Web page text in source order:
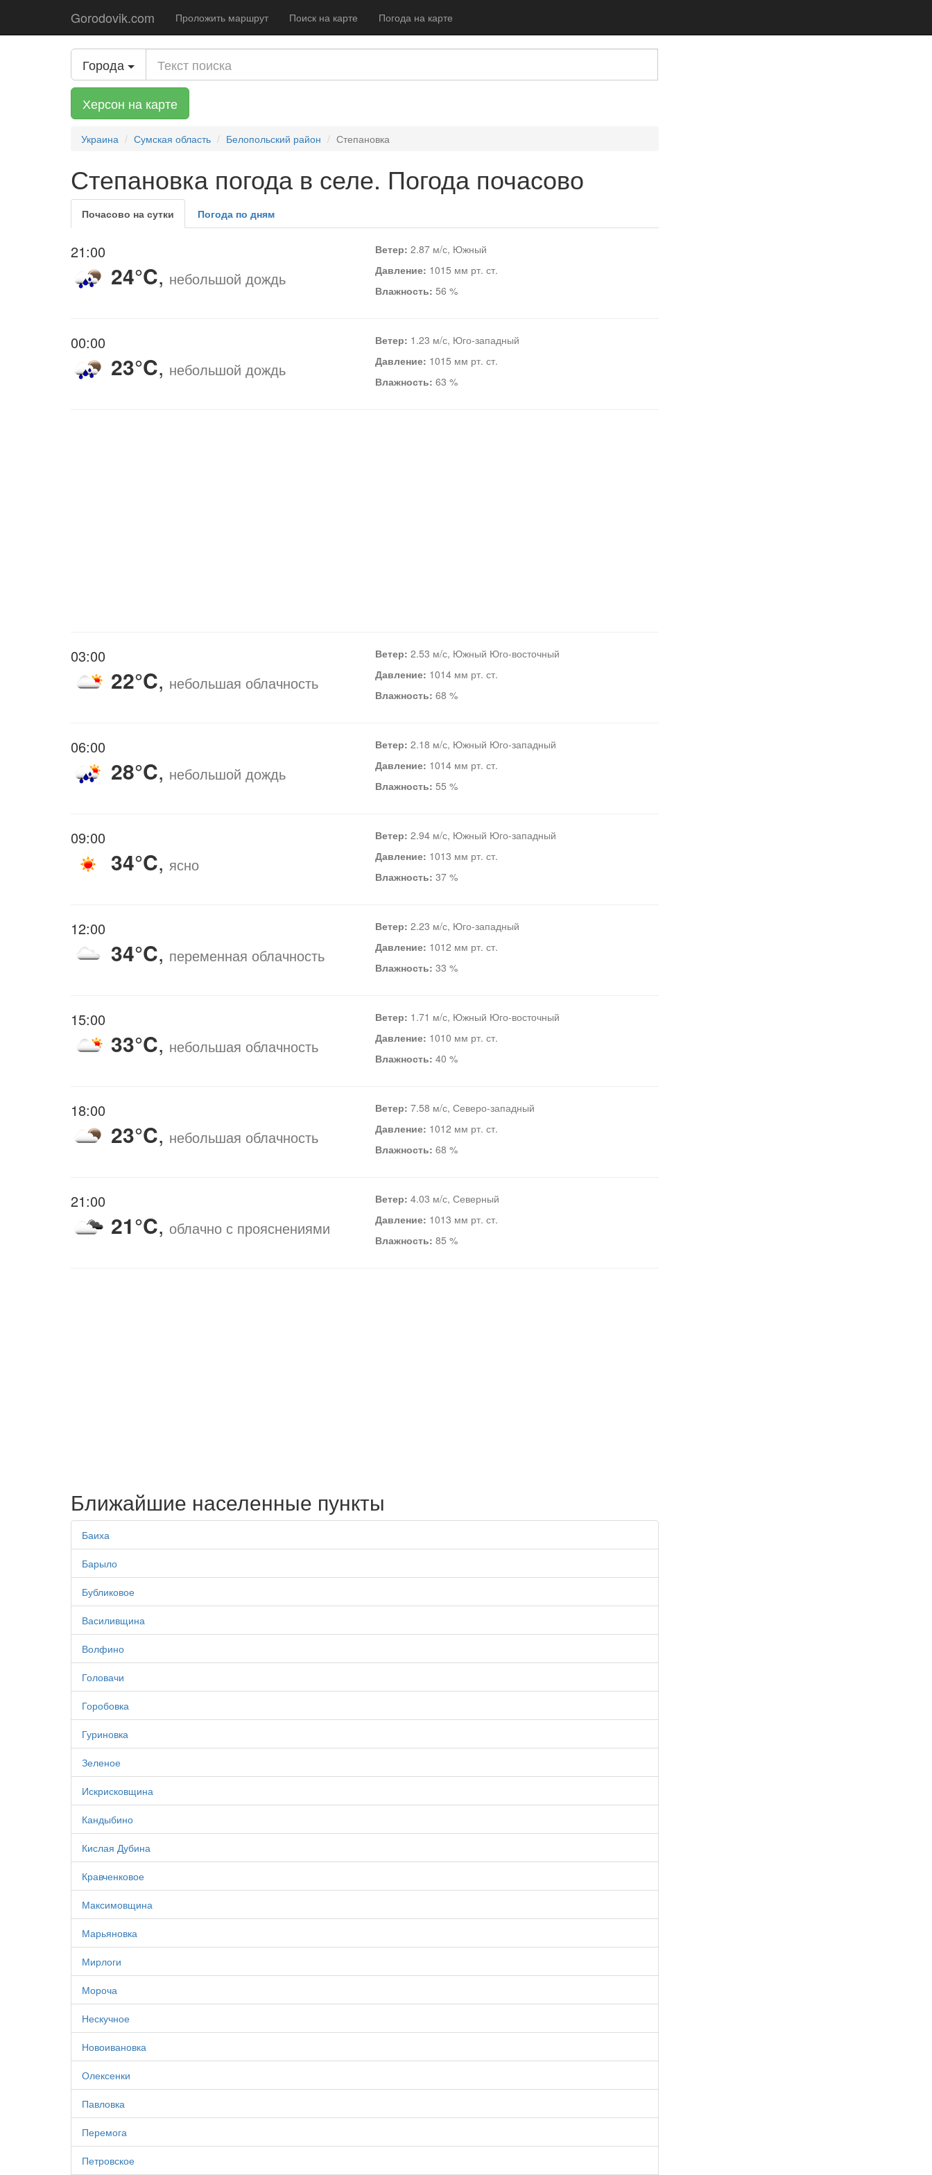
Gorodovik.com Проложить маршрут Поиск на карте Погода на карте
Города
Херсон на карте
Украина Сумская область Белопольский район Степановка
Степановка погода в селе. Погода почасово
Почасово на сутки Погода по дням
21:00
24°C, небольшой дождь
Ветер: 2.87 м/с, Южный
Давление: 1015 мм рт. ст.
Влажность: 56 %
00:00
23°C, небольшой дождь
Ветер: 1.23 м/с, Юго-западный
Давление: 1015 мм рт. ст.
Влажность: 63 %
03:00
22°C, небольшая облачность
Ветер: 2.53 м/с, Южный Юго-восточный
Давление: 1014 мм рт. ст.
Влажность: 68 %
06:00
28°C, небольшой дождь
Ветер: 2.18 м/с, Южный Юго-западный
Давление: 1014 мм рт. ст.
Влажность: 55 %
09:00
34°C, ясно
Ветер: 2.94 м/с, Южный Юго-западный
Давление: 1013 мм рт. ст.
Влажность: 37 %
12:00
34°C, переменная облачность
Ветер: 2.23 м/с, Юго-западный
Давление: 1012 мм рт. ст.
Влажность: 33 %
15:00
33°C, небольшая облачность
Ветер: 1.71 м/с, Южный Юго-восточный
Давление: 1010 мм рт. ст.
Влажность: 40 %
18:00
23°C, небольшая облачность
Ветер: 7.58 м/с, Северо-западный
Давление: 1012 мм рт. ст.
Влажность: 68 %
21:00
21°C, облачно с прояснениями
Ветер: 4.03 м/с, Северный
Давление: 1013 мм рт. ст.
Влажность: 85 %
Ближайшие населенные пункты
Баиха
Барыло
Бубликовое
Василивщина
Волфино
Головачи
Горобовка
Гуриновка
Зеленое
Искрисковщина
Кандыбино
Кислая Дубина
Кравченковое
Максимовщина
Марьяновка
Мирлоги
Мороча
Нескучное
Новоивановка
Олексенки
Павловка
Перемога
Петровское